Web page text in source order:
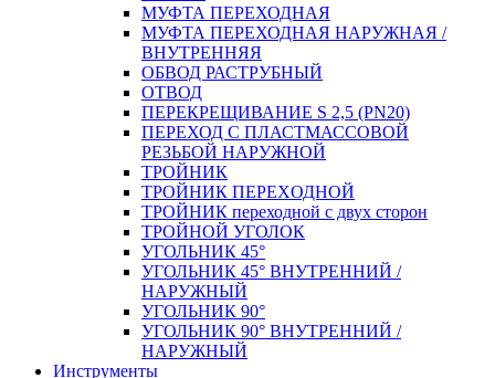
МУФТА ПЕРЕХОДНАЯ
МУФТА ПЕРЕХОДНАЯ НАРУЖНАЯ /
ВНУТРЕННЯЯ
ОБВОД РАСТРУБНЫЙ
ОТВОД
ПЕРЕКРЕЩИВАНИЕ S 2,5 (PN20)
ПЕРЕХОД С ПЛАСТМАССОВОЙ
РЕЗЬБОЙ НАРУЖНОЙ
ТРОЙНИК
ТРОЙНИК ПЕРЕXОДНОЙ
ТРОЙНИК переходной с двух сторон
ТРОЙНОЙ УГОЛОК
УГОЛЬНИК 45°
УГОЛЬНИК 45° ВНУТРЕННИЙ /
НАРУЖНЫЙ
УГОЛЬНИК 90°
УГОЛЬНИК 90° ВНУТРЕННИЙ /
НАРУЖНЫЙ
Инструменты